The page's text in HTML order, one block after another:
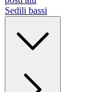
Sedili bassi